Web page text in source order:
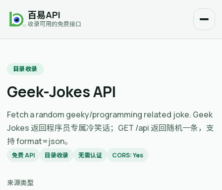
百易API
收录可用的免费接口
目录收录
Geek-Jokes API
Fetch a random geeky/programming related joke. Geek
Jokes 返回程序员专属冷笑话；GET /api 返回随机一条，支
持 format=json。
免费 API 目录收录 无需认证 CORS: Yes
来源类型